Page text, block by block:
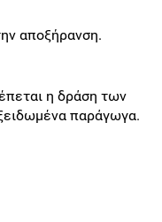
αποξήρανση.
η δράση των
παράγωγα.